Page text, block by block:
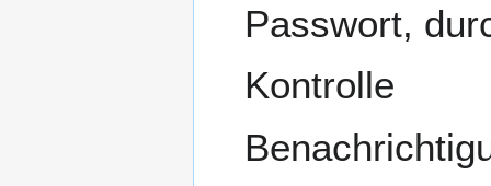
Passwort,
Kontrolle